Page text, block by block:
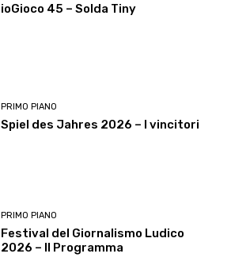
ioGioco 45 – Solda Tiny
PRIMO PIANO
Spiel des Jahres 2026 – I vincitori
PRIMO PIANO
Festival del Giornalismo Ludico
2026 – Il Programma